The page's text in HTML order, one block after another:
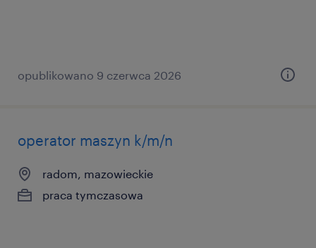
opublikowano 9 czerwca 2026
operator maszyn k/m/n
radom, mazowieckie
praca tymczasowa